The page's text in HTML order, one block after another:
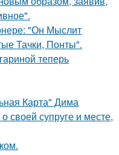
"Он Мыслит
Тачки, Понты".
теперь
Карта" Дима
своей супруге и месте,